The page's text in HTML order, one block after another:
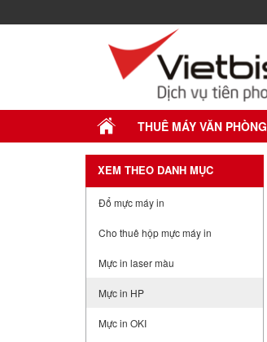
THUÊ MÁY VĂN PHÒNG
XEM THEO DANH MỤC
Đổ mực máy in
Cho thuê hộp mực máy in
Mực in laser màu
Mực in HP
Mực in OKI